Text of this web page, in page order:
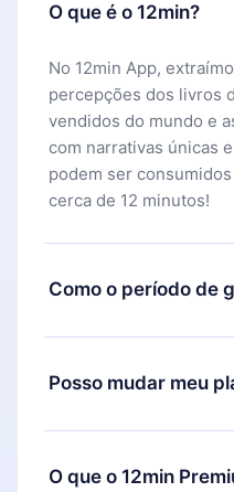
O que é o 12min?
No 12min App,
percepções dos livros
vendidos do mundo e
com narrativas únicas
podem ser
cerca de 12 minutos!
Como o período de
Você pode baixar
aproveitar nossa
não ficar satisfeito
e solicitar o reembolso
Posso mudar meu
Sim, mas a mudança
próximo período de
O que o 12min